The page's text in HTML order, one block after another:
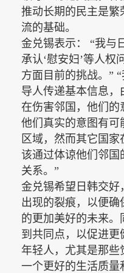
推动长期的民主是繁
流的基础。
金兑锡表示：
“我与
承认‘慰安妇’等人权
方面目前的挑战。”
导人传递基本信息
在伤害邻国，他们的
他们真实的意图有可
区域，然而其它国
该通过体谅他们邻国
关系。”
金兑锡希望日韩交
出现的裂痕，以便
的更加美好的未来
到共同点，以促进
年轻人，尤其是那些
一个更好的生活质量